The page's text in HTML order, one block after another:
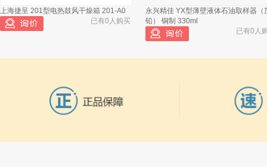
2
泊菲莱 光辐照计套器 订货号：
PM100D+S310C
泊菲莱 光催化反应防护箱 订货号：
泊菲莱 大功率LED光源 订货号：PL-
上海捷呈 201型电热鼓风干燥箱 201-A0
已有0人购买
永兴精佳 YX型薄壁液体石油取样器（
铅） 铜制 330ml
已有0人